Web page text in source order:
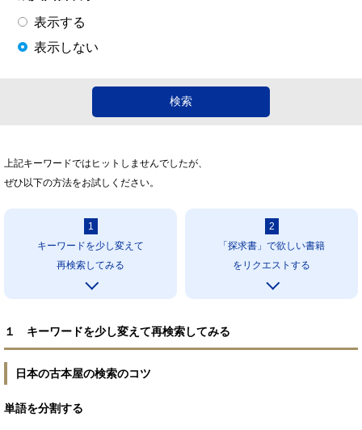
表示する
表示しない
上記キーワードではヒットしませんでしたが、
ぜひ以下の方法をお試しください。
1
キーワードを少し変えて
再検索してみる
2
「探求書」で欲しい書籍
をリクエストする
１ キーワードを少し変えて再検索してみる
日本の古本屋の検索のコツ
単語を分割する